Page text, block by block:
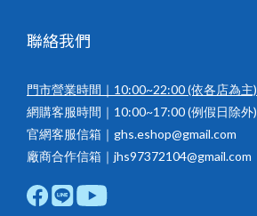
聯絡我們
門市營業時間｜10:00~22:00(依各店為主)
網購客服時間｜10:00~17:00 (例假日除外)
官網客服信箱｜ghs.eshop@gmail.com
廠商合作信箱｜jhs97372104@gmail.com